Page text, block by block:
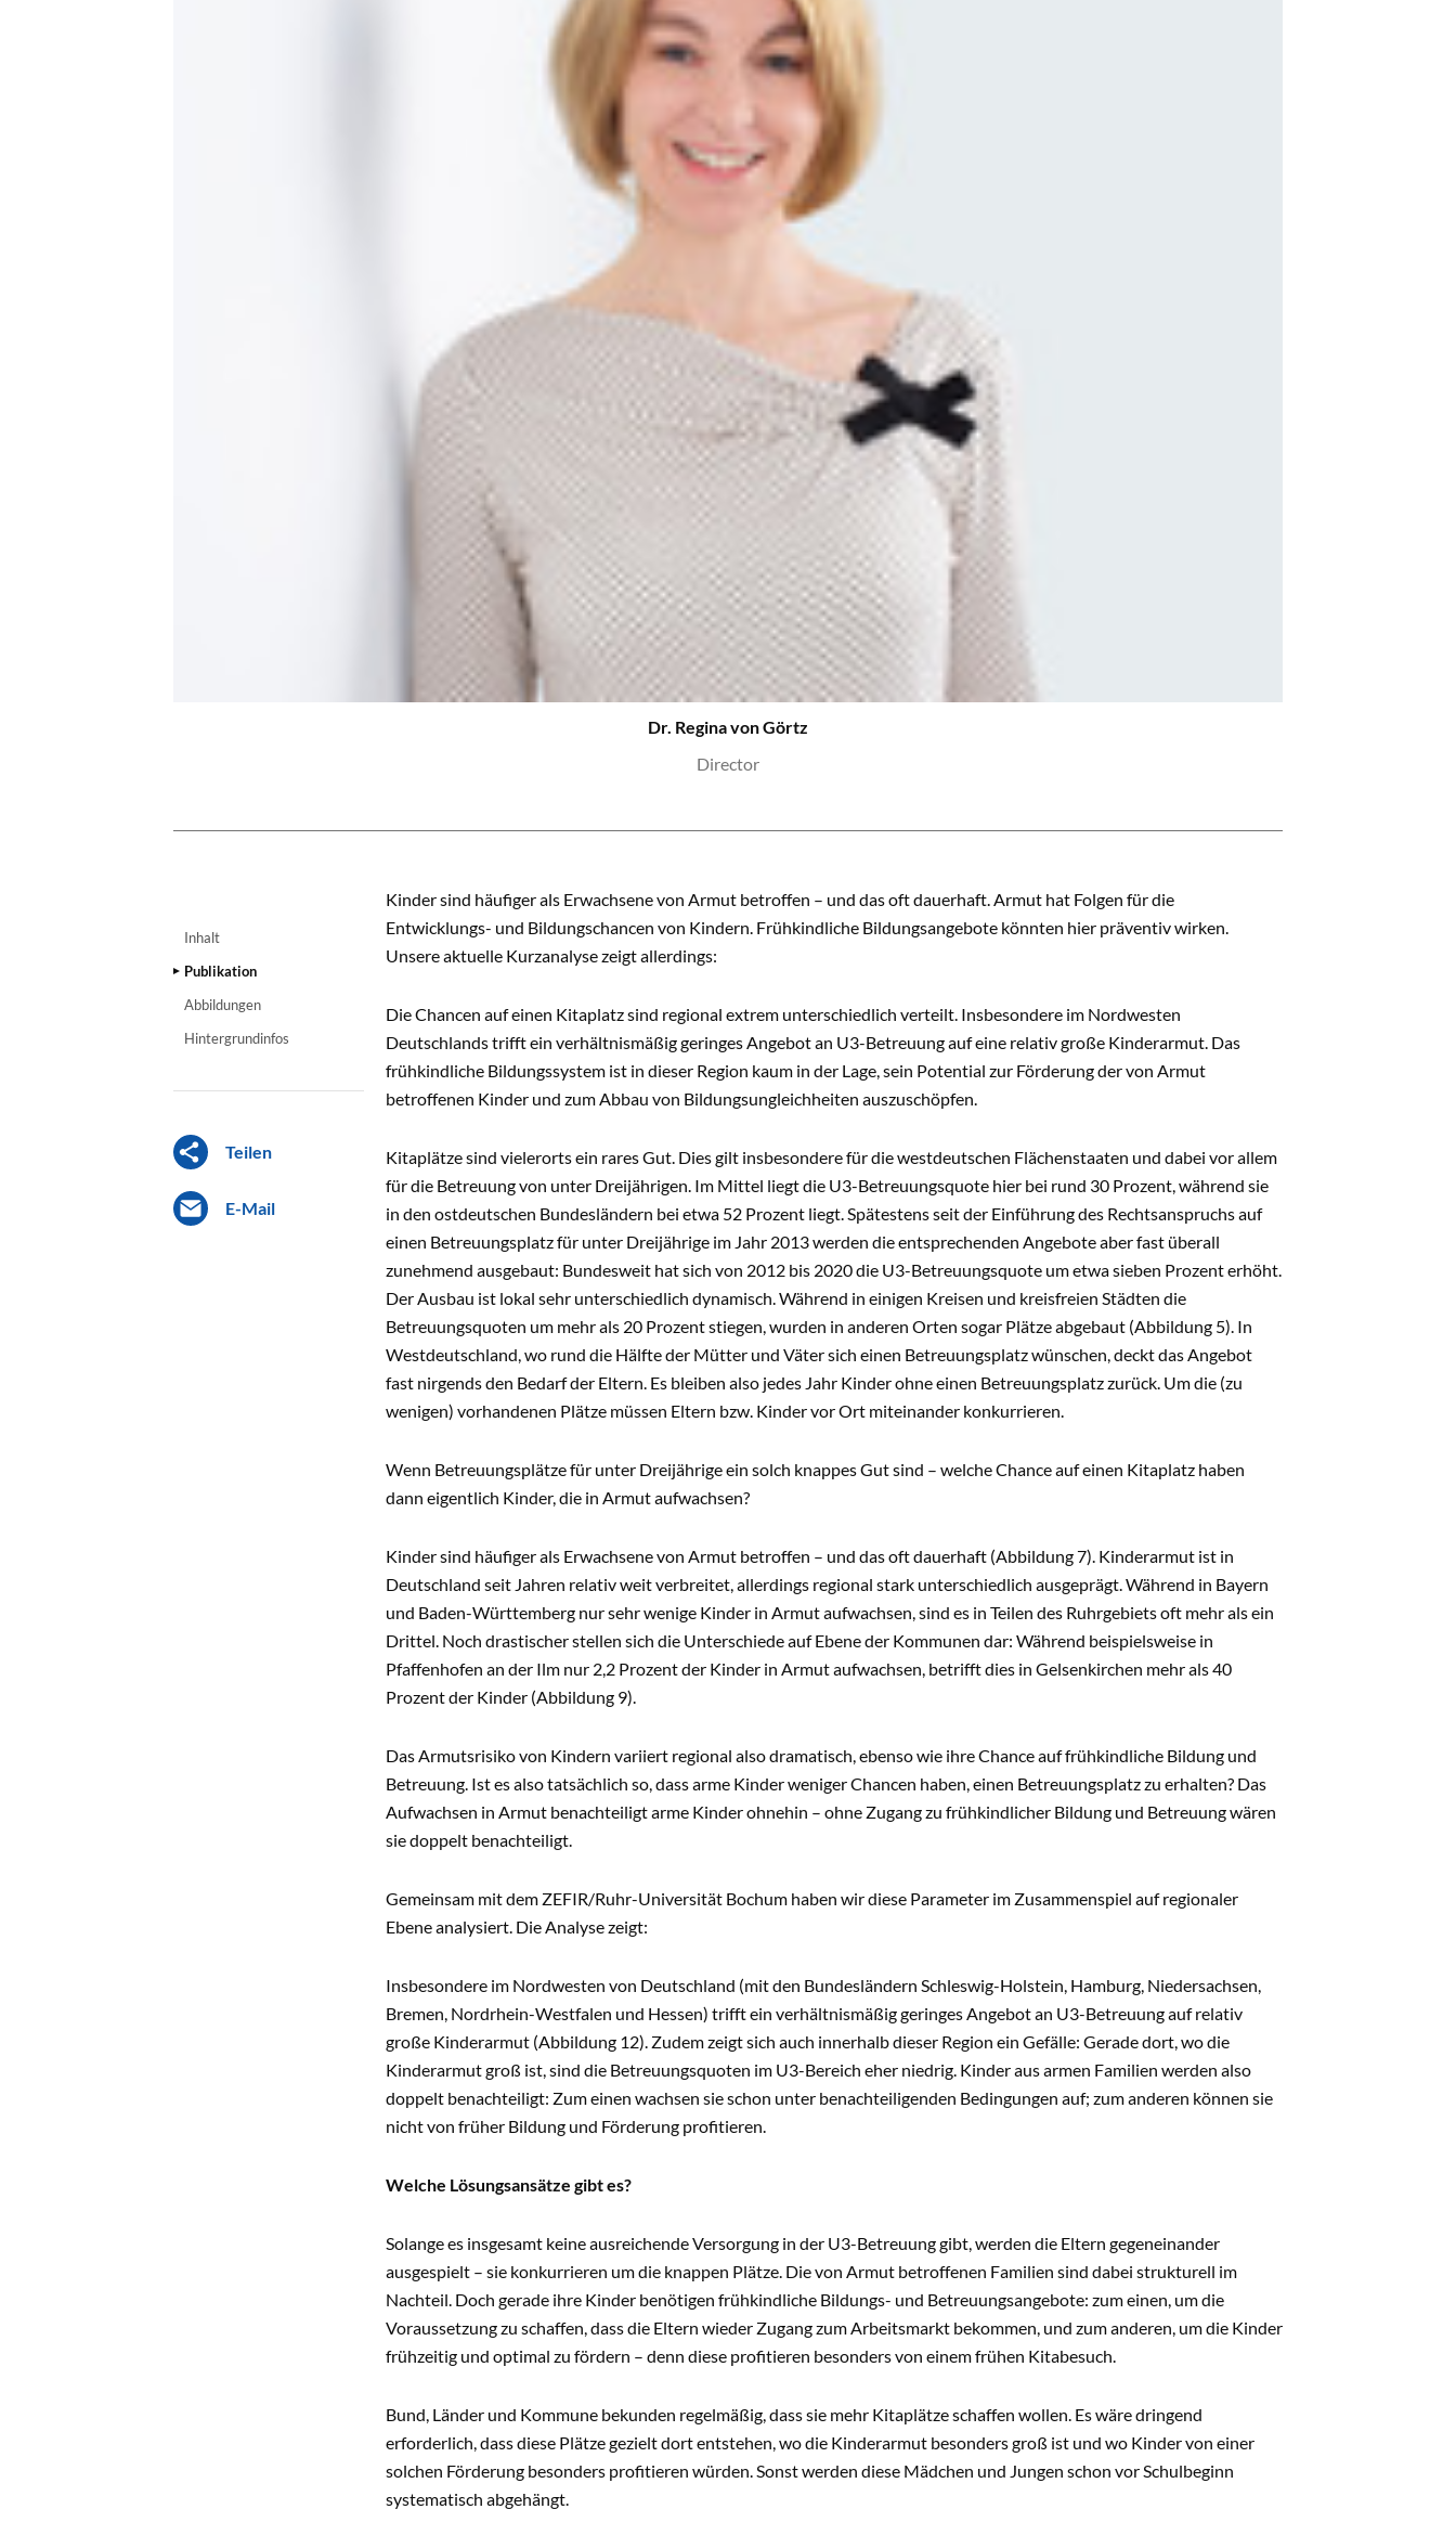
Dr. Regina von Görtz
Director
Inhalt
Publikation
Abbildungen
Hintergrundinfos
Teilen
E-Mail
INHALT
Kinder sind häufiger als Erwachsene von Armut betroffen – und das oft dauerhaft. Armut hat Folgen für die
Entwicklungs- und Bildungschancen von Kindern. Frühkindliche Bildungsangebote könnten hier präventiv wirken.
Unsere aktuelle Kurzanalyse zeigt allerdings:
Die Chancen auf einen Kitaplatz sind regional extrem unterschiedlich verteilt. Insbesondere im Nordwesten
Deutschlands trifft ein verhältnismäßig geringes Angebot an U3-Betreuung auf eine relativ große Kinderarmut. Das
frühkindliche Bildungssystem ist in dieser Region kaum in der Lage, sein Potential zur Förderung der von Armut
betroffenen Kinder und zum Abbau von Bildungsungleichheiten auszuschöpfen.
Kitaplätze sind vielerorts ein rares Gut. Dies gilt insbesondere für die westdeutschen Flächenstaaten und dabei vor allem
für die Betreuung von unter Dreijährigen. Im Mittel liegt die U3-Betreuungsquote hier bei rund 30 Prozent, während sie
in den ostdeutschen Bundesländern bei etwa 52 Prozent liegt. Spätestens seit der Einführung des Rechtsanspruchs auf
einen Betreuungsplatz für unter Dreijährige im Jahr 2013 werden die entsprechenden Angebote aber fast überall
zunehmend ausgebaut: Bundesweit hat sich von 2012 bis 2020 die U3-Betreuungsquote um etwa sieben Prozent erhöht.
Der Ausbau ist lokal sehr unterschiedlich dynamisch. Während in einigen Kreisen und kreisfreien Städten die
Betreuungsquoten um mehr als 20 Prozent stiegen, wurden in anderen Orten sogar Plätze abgebaut (Abbildung 5). In
Westdeutschland, wo rund die Hälfte der Mütter und Väter sich einen Betreuungsplatz wünschen, deckt das Angebot
fast nirgends den Bedarf der Eltern. Es bleiben also jedes Jahr Kinder ohne einen Betreuungsplatz zurück. Um die (zu
wenigen) vorhandenen Plätze müssen Eltern bzw. Kinder vor Ort miteinander konkurrieren.
Wenn Betreuungsplätze für unter Dreijährige ein solch knappes Gut sind – welche Chance auf einen Kitaplatz haben
dann eigentlich Kinder, die in Armut aufwachsen?
Kinder sind häufiger als Erwachsene von Armut betroffen – und das oft dauerhaft (Abbildung 7). Kinderarmut ist in
Deutschland seit Jahren relativ weit verbreitet, allerdings regional stark unterschiedlich ausgeprägt. Während in Bayern
und Baden-Württemberg nur sehr wenige Kinder in Armut aufwachsen, sind es in Teilen des Ruhrgebiets oft mehr als ein
Drittel. Noch drastischer stellen sich die Unterschiede auf Ebene der Kommunen dar: Während beispielsweise in
Pfaffenhofen an der Ilm nur 2,2 Prozent der Kinder in Armut aufwachsen, betrifft dies in Gelsenkirchen mehr als 40
Prozent der Kinder (Abbildung 9).
Das Armutsrisiko von Kindern variiert regional also dramatisch, ebenso wie ihre Chance auf frühkindliche Bildung und
Betreuung. Ist es also tatsächlich so, dass arme Kinder weniger Chancen haben, einen Betreuungsplatz zu erhalten? Das
Aufwachsen in Armut benachteiligt arme Kinder ohnehin – ohne Zugang zu frühkindlicher Bildung und Betreuung wären
sie doppelt benachteiligt.
Gemeinsam mit dem ZEFIR/Ruhr-Universität Bochum haben wir diese Parameter im Zusammenspiel auf regionaler
Ebene analysiert. Die Analyse zeigt:
Insbesondere im Nordwesten von Deutschland (mit den Bundesländern Schleswig-Holstein, Hamburg, Niedersachsen,
Bremen, Nordrhein-Westfalen und Hessen) trifft ein verhältnismäßig geringes Angebot an U3-Betreuung auf relativ
große Kinderarmut (Abbildung 12). Zudem zeigt sich auch innerhalb dieser Region ein Gefälle: Gerade dort, wo die
Kinderarmut groß ist, sind die Betreuungsquoten im U3-Bereich eher niedrig. Kinder aus armen Familien werden also
doppelt benachteiligt: Zum einen wachsen sie schon unter benachteiligenden Bedingungen auf; zum anderen können sie
nicht von früher Bildung und Förderung profitieren.
Welche Lösungsansätze gibt es?
Solange es insgesamt keine ausreichende Versorgung in der U3-Betreuung gibt, werden die Eltern gegeneinander
ausgespielt – sie konkurrieren um die knappen Plätze. Die von Armut betroffenen Familien sind dabei strukturell im
Nachteil. Doch gerade ihre Kinder benötigen frühkindliche Bildungs- und Betreuungsangebote: zum einen, um die
Voraussetzung zu schaffen, dass die Eltern wieder Zugang zum Arbeitsmarkt bekommen, und zum anderen, um die Kinder
frühzeitig und optimal zu fördern – denn diese profitieren besonders von einem frühen Kitabesuch.
Bund, Länder und Kommune bekunden regelmäßig, dass sie mehr Kitaplätze schaffen wollen. Es wäre dringend
erforderlich, dass diese Plätze gezielt dort entstehen, wo die Kinderarmut besonders groß ist und wo Kinder von einer
solchen Förderung besonders profitieren würden. Sonst werden diese Mädchen und Jungen schon vor Schulbeginn
systematisch abgehängt.